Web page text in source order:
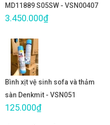
MD11889 S05SW - VSN00407
3.450.000₫
Bình xịt vệ sinh sofa và thảm
sàn Denkmit - VSN051
125.000₫